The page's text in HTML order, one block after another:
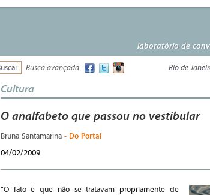
laboratório de
Busca avançada Rio de
Cultura
O analfabeto que passou no vestibular
Bruna Santamarina - Do Portal
04/02/2009
“O fato é que não se tratavam propriamente de